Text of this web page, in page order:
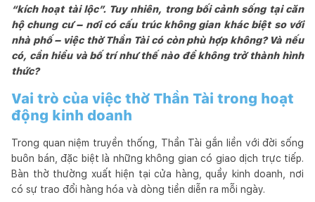
“kích hoạt tài lộc”. Tuy nhiên, trong bối cảnh sống tại căn
hộ chung cư – nơi có cấu trúc không gian khác biệt so với
nhà phố – việc thờ Thần Tài có còn phù hợp không? Và nếu
có, cần hiểu và bố trí như thế nào để không trở thành hình
thức?
Vai trò của việc thờ Thần Tài trong hoạt
động kinh doanh
Trong quan niệm truyền thống, Thần Tài gắn liền với đời sống
buôn bán, đặc biệt là những không gian có giao dịch trực tiếp.
Bàn thờ thường xuất hiện tại cửa hàng, quầy kinh doanh, nơi
có sự trao đổi hàng hóa và dòng tiền diễn ra mỗi ngày.